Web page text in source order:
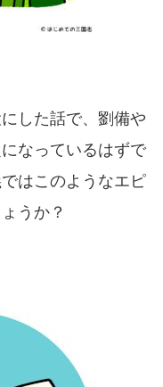
した話で、劉備や
なっているはずで
はこのようなエピ
うか？